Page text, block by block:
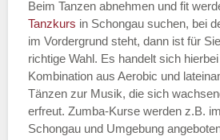
Beim Tanzen abnehmen und fit
Tanzkurs in Schongau suchen, bei
im Vordergrund steht, dann ist für
richtige Wahl. Es handelt sich
Kombination aus Aerobic und
Tänzen zur Musik, die sich
erfreut. Zumba-Kurse werden z.B.
Schongau und Umgebung